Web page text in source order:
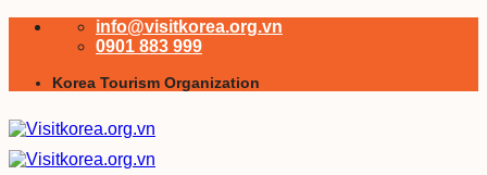
dung
info@visitkorea.org.vn
0901 883 999
Korea Tourism Organization